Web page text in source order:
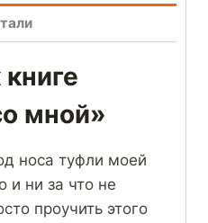
мной»
носа туфли моей
и ни за что не
проучить этого